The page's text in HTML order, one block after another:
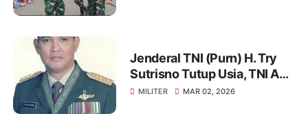
Jenderal TNI (Purn) H. Try
Sutrisno Tutup Usia, TNI AD
Berduka
MILITER MAR 02, 2026